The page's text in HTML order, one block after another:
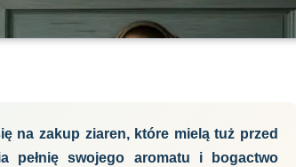
na zakup ziaren, które mielą tuż przed
pełnię swojego aromatu i bogactwo